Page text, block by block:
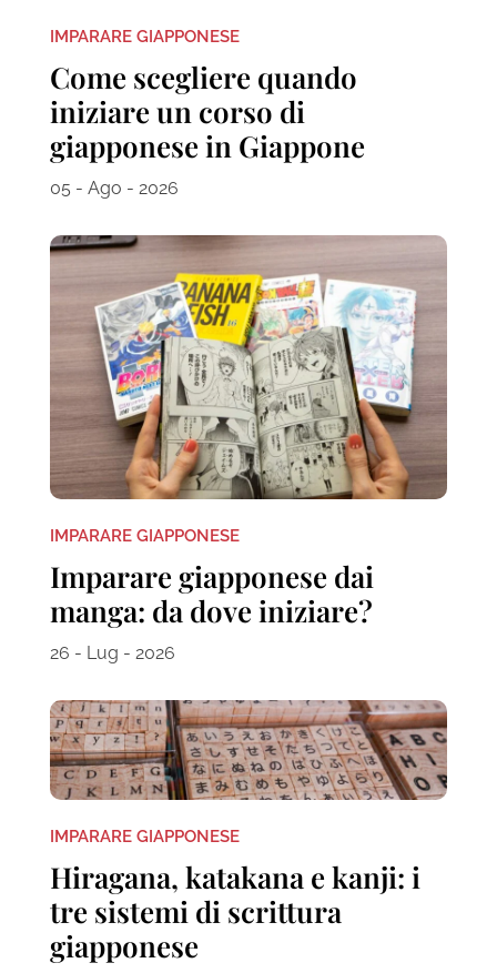
IMPARARE GIAPPONESE
Come scegliere quando
iniziare un corso di
giapponese in Giappone
05 - Ago - 2026
IMPARARE GIAPPONESE
Imparare giapponese dai
manga: da dove iniziare?
26 - Lug - 2026
IMPARARE GIAPPONESE
Hiragana, katakana e kanji: i
tre sistemi di scrittura
giapponese